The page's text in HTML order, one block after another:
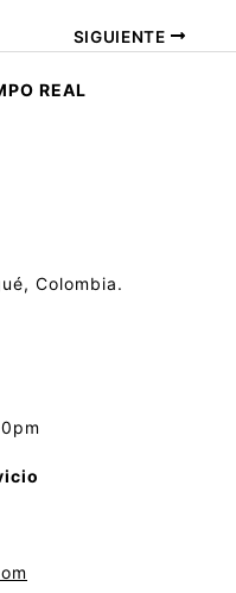
SIGUIENTE
REAL
Colombia.